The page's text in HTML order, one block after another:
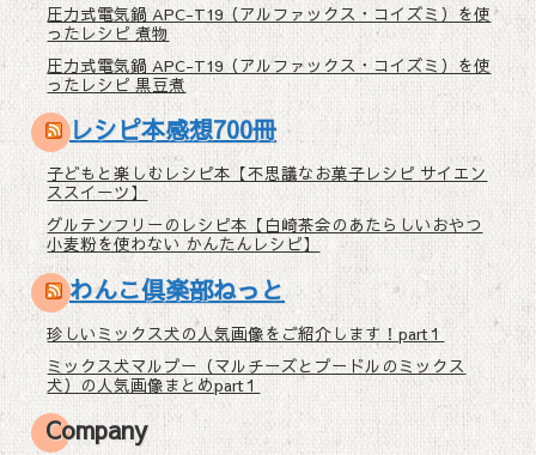
圧力式電気鍋 APC-T19（アルファックス・コイズミ）を使
ったレシピ 煮物
圧力式電気鍋 APC-T19（アルファックス・コイズミ）を使
ったレシピ 黒豆煮
レシピ本感想700冊
子どもと楽しむレシピ本【不思議なお菓子レシピ サイエン
ススイーツ】
グルテンフリーのレシピ本【白崎茶会のあたらしいおやつ
小麦粉を使わない かんたんレシピ】
わんこ倶楽部ねっと
珍しいミックス犬の人気画像をご紹介します！part１
ミックス犬マルプー（マルチーズとプードルのミックス
犬）の人気画像まとめpart１
Company